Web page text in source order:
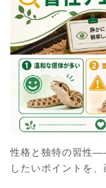
性格と独特の習性
したいポイントを、